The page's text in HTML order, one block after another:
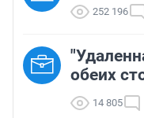
252 196
обеих
14 805